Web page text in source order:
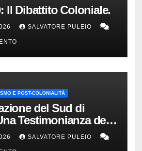
Il Dibattito Coloniale.
SALVATORE PULEIO
E POST-COLONIALITÀ
del Sud di
Testimonianza del
SALVATORE PULEIO